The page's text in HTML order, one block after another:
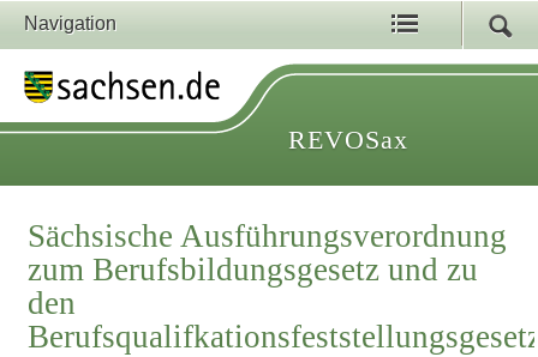
Navigation
REVOSax
Sächsische Ausführungsverordnung
zum Berufsbildungsgesetz und zu
den